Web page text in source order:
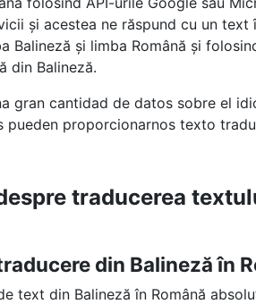
și acestea ne răspund cu un text
Balineză și limba Română și
din Balineză.
gran cantidad de datos sobre el
proporcionarnos texto
traducerea
din Balineză în
text din Balineză în Română